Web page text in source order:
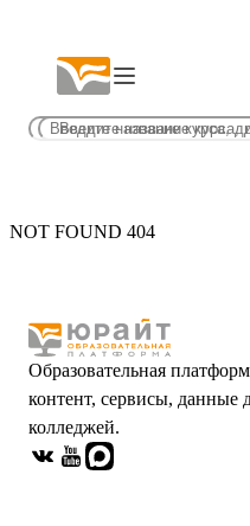
NOT FOUND 404
Образовательная
контент, сервисы, данные
колледжей.